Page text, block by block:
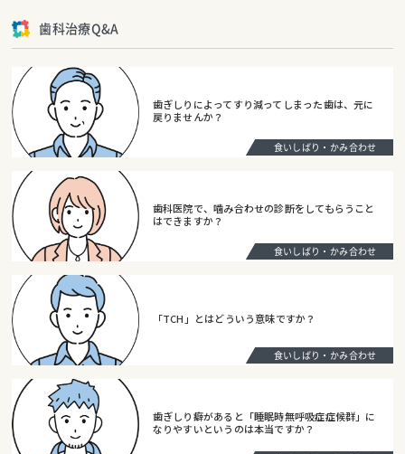
歯科治療Q&A
歯ぎしりによってすり減ってしまった歯は、元に
戻りませんか？
食いしばり・かみ合わせ
歯科医院で、噛み合わせの診断をしてもらうこと
はできますか？
食いしばり・かみ合わせ
「TCH」とはどういう意味ですか？
食いしばり・かみ合わせ
歯ぎしり癖があると「睡眠時無呼吸症症候群」に
なりやすいというのは本当ですか？